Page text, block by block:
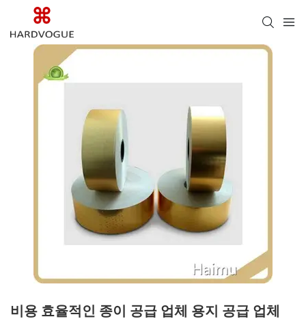
비용 효율적인 종이 공급 업체 용지 공급 업체